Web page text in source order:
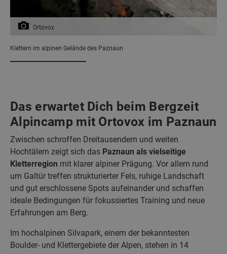
Ortovox
Klettern im alpinen Gelände des Paznaun
Das erwartet Dich beim Bergzeit
Alpincamp mit Ortovox im Paznaun
Zwischen schroffen Dreitausendern und weiten
Hochtälern zeigt sich das Paznaun als vielseitige
Kletterregion mit klarer alpiner Prägung. Vor allem rund
um Galtür treffen strukturierter Fels, ruhige Landschaft
und gut erschlossene Spots aufeinander und schaffen
ideale Bedingungen für fokussiertes Training und neue
Erfahrungen am Berg.
Im hochalpinen Silvapark, einem der bekanntesten
Boulder- und Klettergebiete der Alpen, stehen in 14